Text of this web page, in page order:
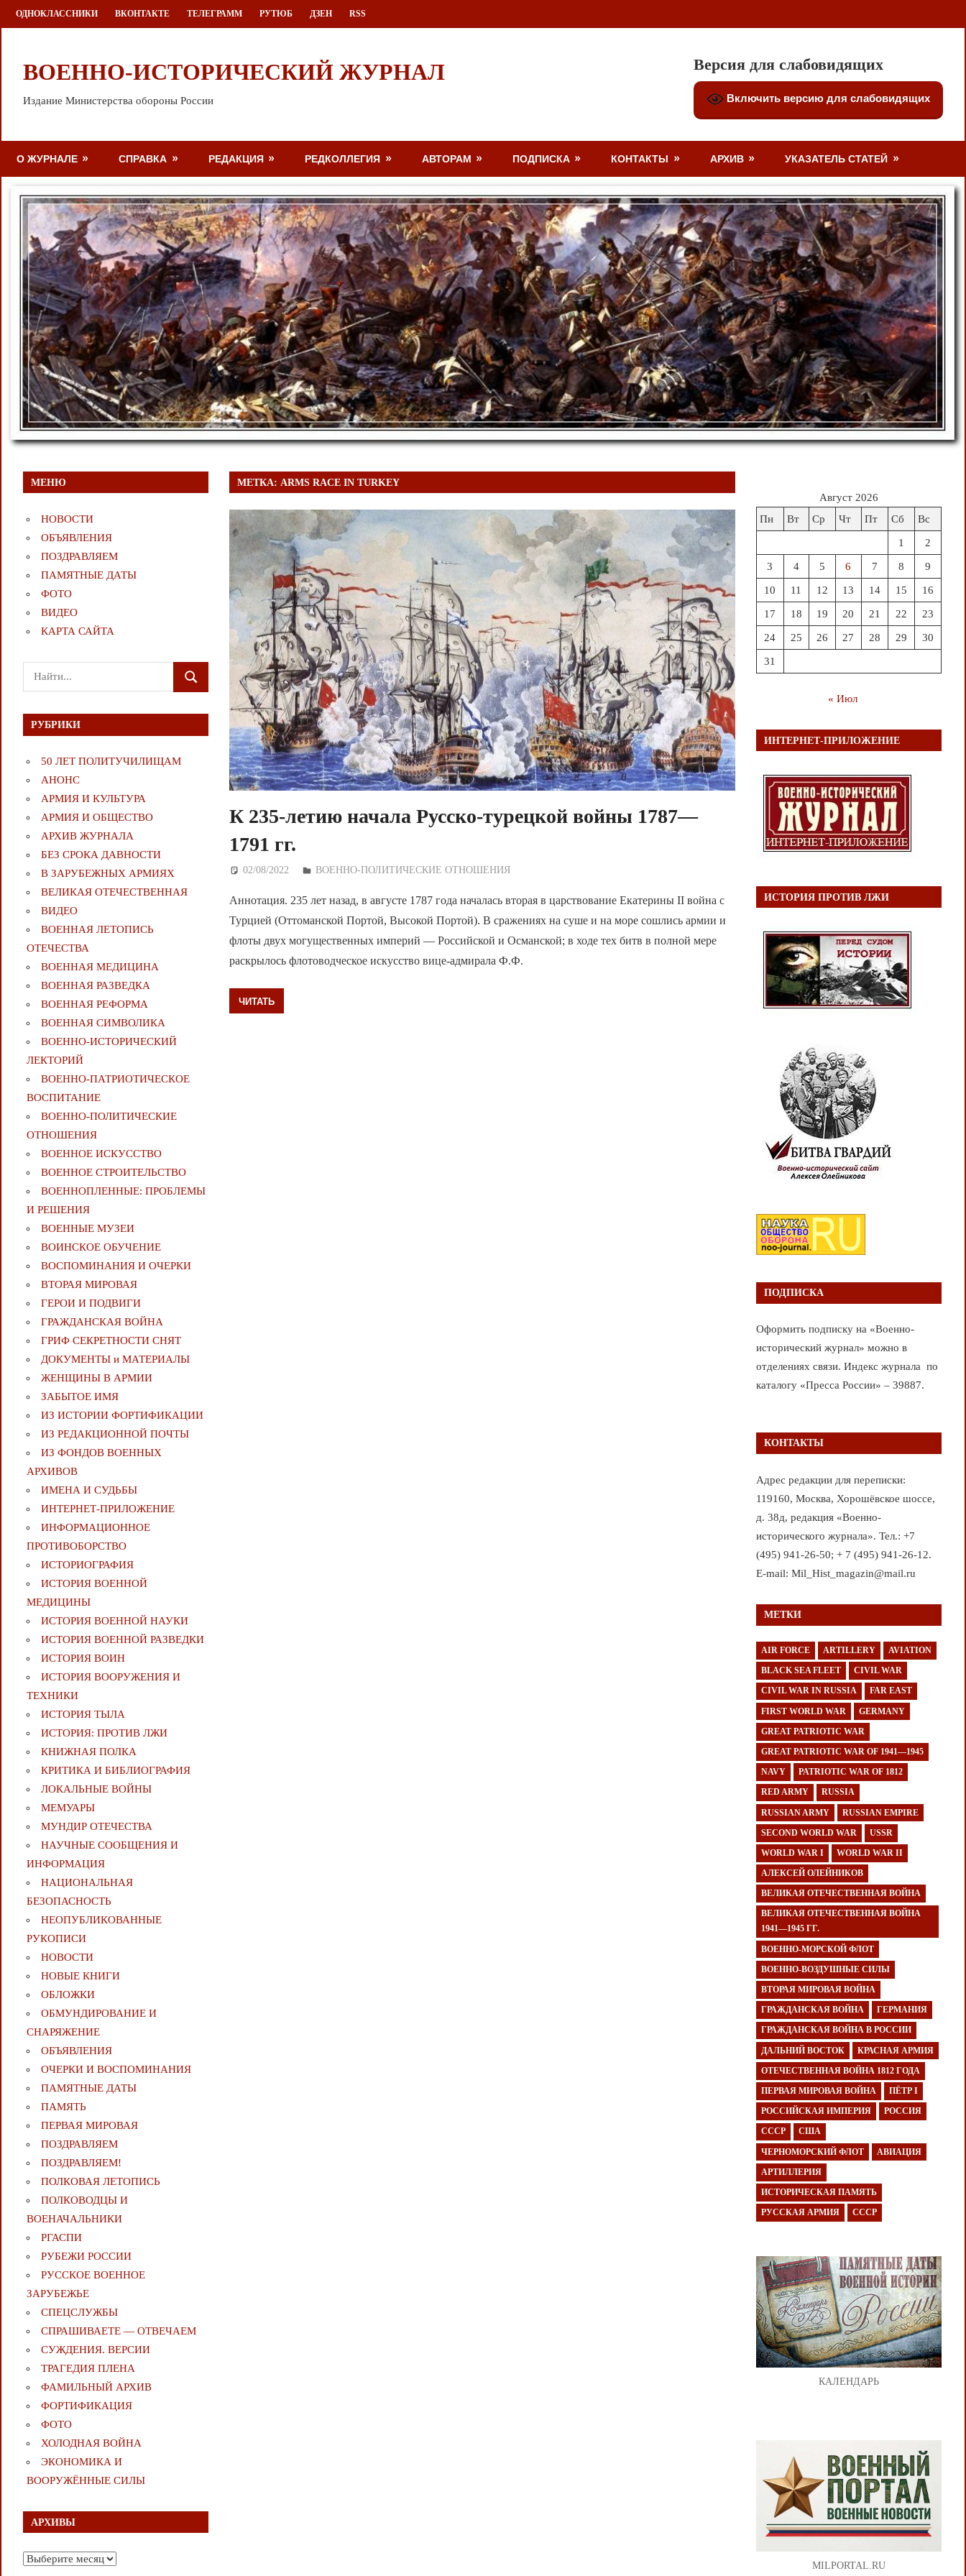
Перейти
к
ОДНОКЛАССНИКИ ВКОНТАКТЕ ТЕЛЕГРАММ РУТЮБ ДЗЕН RSS
ВОЕННО-ИСТОРИЧЕСКИЙ ЖУРНАЛ
Издание Министерства обороны России
Версия для слабовидящих
Включить версию для слабовидящих
О ЖУРНАЛЕ СПРАВКА РЕДАКЦИЯ РЕДКОЛЛЕГИЯ АВТОРАМ ПОДПИСКА КОНТАКТЫ АРХИВ УКАЗАТЕЛЬ СТАТЕЙ
МЕТКА: ARMS RACE IN TURKEY
К 235-летию начала Русско-турецкой войны 1787—
1791 гг.
02/08/2022 Дежурный по Редакции
ВОЕННО-ПОЛИТИЧЕСКИE ОТНОШЕНИЯ
Аннотация. 235 лет назад, в августе 1787 года началась вторая в царствование Екатерины II война с
Турцией (Оттоманской Портой, Высокой Портой). В сражениях на суше и на море сошлись армии и
флоты двух могущественных империй — Российской и Османской; в ходе тех битв в полной мере
раскрылось флотоводческое искусство вице-адмирала Ф.Ф.
ЧИТАТЬ
МЕНЮ
НОВОСТИ
ОБЪЯВЛЕНИЯ
ПОЗДРАВЛЯЕМ
ПАМЯТНЫЕ ДАТЫ
ФОТО
ВИДЕО
КАРТА САЙТА
Поиск
для:
ПОИСК
РУБРИКИ
50 ЛЕТ ПОЛИТУЧИЛИЩАМ
АНОНС
АРМИЯ И КУЛЬТУРА
АРМИЯ И ОБЩЕСТВО
АРХИВ ЖУРНАЛА
БЕЗ СРОКА ДАВНОСТИ
В ЗАРУБЕЖНЫХ АРМИЯХ
ВЕЛИКАЯ ОТЕЧЕСТВЕННАЯ
ВИДЕО
ВОЕННАЯ ЛЕТОПИСЬ
ОТЕЧЕСТВА
ВОЕННАЯ МЕДИЦИНА
ВОЕННАЯ РАЗВЕДКА
ВОЕННАЯ РЕФОРМА
ВОЕННАЯ СИМВОЛИКА
ВОЕННО-ИСТОРИЧЕСКИЙ
ЛЕКТОРИЙ
ВОЕННО-ПАТРИОТИЧЕСКОЕ
ВОСПИТАНИЕ
ВОЕННО-ПОЛИТИЧЕСКИE
ОТНОШЕНИЯ
ВОЕННОЕ ИСКУССТВО
ВОЕННОЕ СТРОИТЕЛЬСТВО
ВОЕННОПЛЕННЫЕ: ПРОБЛЕМЫ
И РЕШЕНИЯ
ВОЕННЫЕ МУЗЕИ
ВОИНСКОЕ ОБУЧЕНИЕ
ВОСПОМИНАНИЯ И ОЧЕРКИ
ВТОРАЯ МИРОВАЯ
ГЕРОИ И ПОДВИГИ
ГРАЖДАНСКАЯ ВОЙНА
ГРИФ СЕКРЕТНОСТИ СНЯТ
ДОКУМЕНТЫ и МАТЕРИАЛЫ
ЖЕНЩИНЫ В АРМИИ
ЗАБЫТОЕ ИМЯ
ИЗ ИСТОРИИ ФОРТИФИКАЦИИ
ИЗ РЕДАКЦИОННОЙ ПОЧТЫ
ИЗ ФОНДОВ ВОЕННЫХ
АРХИВОВ
ИМЕНА И СУДЬБЫ
ИНТЕРНЕТ-ПРИЛОЖЕНИЕ
ИНФОРМАЦИОННОЕ
ПРОТИВОБОРСТВО
ИСТОРИОГРАФИЯ
ИСТОРИЯ ВОЕННОЙ
МЕДИЦИНЫ
ИСТОРИЯ ВОЕННОЙ НАУКИ
ИСТОРИЯ ВОЕННОЙ РАЗВЕДКИ
ИСТОРИЯ ВОИН
ИСТОРИЯ ВООРУЖЕНИЯ И
ТЕХНИКИ
ИСТОРИЯ ТЫЛА
ИСТОРИЯ: ПРОТИВ ЛЖИ
КНИЖНАЯ ПОЛКА
КРИТИКА И БИБЛИОГРАФИЯ
ЛОКАЛЬНЫЕ ВОЙНЫ
МЕМУАРЫ
МУНДИР ОТЕЧЕСТВА
НАУЧНЫЕ СООБЩЕНИЯ И
ИНФОРМАЦИЯ
НАЦИОНАЛЬНАЯ
БЕЗОПАСНОСТЬ
НЕОПУБЛИКОВАННЫЕ
РУКОПИСИ
НОВОСТИ
НОВЫЕ КНИГИ
ОБЛОЖКИ
ОБМУНДИРОВАНИЕ И
СНАРЯЖЕНИЕ
ОБЪЯВЛЕНИЯ
ОЧЕРКИ И ВОСПОМИНАНИЯ
ПАМЯТНЫЕ ДАТЫ
ПАМЯТЬ
ПЕРВАЯ МИРОВАЯ
ПОЗДРАВЛЯЕМ
ПОЗДРАВЛЯЕМ!
ПОЛКОВАЯ ЛЕТОПИСЬ
ПОЛКОВОДЦЫ И
ВОЕНАЧАЛЬНИКИ
РГАСПИ
РУБЕЖИ РОССИИ
РУССКОЕ ВОЕННОЕ
ЗАРУБЕЖЬЕ
СПЕЦСЛУЖБЫ
СПРАШИВАЕТЕ — ОТВЕЧАЕМ
СУЖДЕНИЯ. ВЕРСИИ
ТРАГЕДИЯ ПЛЕНА
ФАМИЛЬНЫЙ АРХИВ
ФОРТИФИКАЦИЯ
ФОТО
ХОЛОДНАЯ ВОЙНА
ЭКОНОМИКА И
ВООРУЖЁННЫЕ СИЛЫ
АРХИВЫ
Архивы
Август 2026
Пн
Вт Ср Чт Пт Сб Вс
1 2
3 4 5 6 7 8 9
10 11 12 13 14 15 16
17 18 19 20 21 22 23
24 25 26 27 28 29 30
31
« Июл
ИНТЕРНЕТ-ПРИЛОЖЕНИЕ
ИСТОРИЯ ПРОТИВ ЛЖИ
ПОДПИСКА
Оформить подписку на «Военно-
исторический журнал» можно в
отделениях связи. Индекс журнала по
каталогу «Пресса России» – 39887.
КОНТАКТЫ
Адрес редакции для переписки:
119160, Москва, Хорошёвское шоссе,
д. 38д, редакция «Военно-
исторического журнала». Тел.: +7
(495) 941-26-50; + 7 (495) 941-26-12.
E-mail: Mil_Hist_magazin@mail.ru
МЕТКИ
AIR FORCE ARTILLERY AVIATION
BLACK SEA FLEET CIVIL WAR
CIVIL WAR IN RUSSIA FAR EAST
FIRST WORLD WAR GERMANY
GREAT PATRIOTIC WAR
GREAT PATRIOTIC WAR OF 1941—1945
NAVY PATRIOTIC WAR OF 1812
RED ARMY RUSSIA
RUSSIAN ARMY RUSSIAN EMPIRE
SECOND WORLD WAR USSR
WORLD WAR I WORLD WAR II
АЛЕКСЕЙ ОЛЕЙНИКОВ
ВЕЛИКАЯ ОТЕЧЕСТВЕННАЯ ВОЙНА
ВЕЛИКАЯ ОТЕЧЕСТВЕННАЯ ВОЙНА
1941—1945 ГГ.
ВОЕННО-МОРСКОЙ ФЛОТ
ВОЕННО-ВОЗДУШНЫЕ СИЛЫ
ВТОРАЯ МИРОВАЯ ВОЙНА
ГРАЖДАНСКАЯ ВОЙНА ГЕРМАНИЯ
ГРАЖДАНСКАЯ ВОЙНА В РОССИИ
ДАЛЬНИЙ ВОСТОК КРАСНАЯ АРМИЯ
ОТЕЧЕСТВЕННАЯ ВОЙНА 1812 ГОДА
ПЕРВАЯ МИРОВАЯ ВОЙНА ПЁТР I
РОССИЙСКАЯ ИМПЕРИЯ РОССИЯ
СССР США
ЧЕРНОМОРСКИЙ ФЛОТ АВИАЦИЯ
АРТИЛЛЕРИЯ
ИСТОРИЧЕСКАЯ ПАМЯТЬ
РУССКАЯ АРМИЯ СССР
КАЛЕНДАРЬ
MILPORTAL.RU